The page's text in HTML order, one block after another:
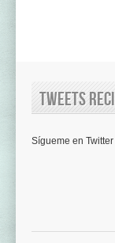
Tweets
Sígueme en Twitter